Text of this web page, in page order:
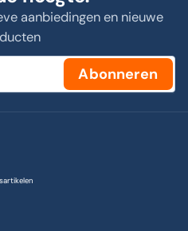
aanbiedingen en nieuwe
Abonneren